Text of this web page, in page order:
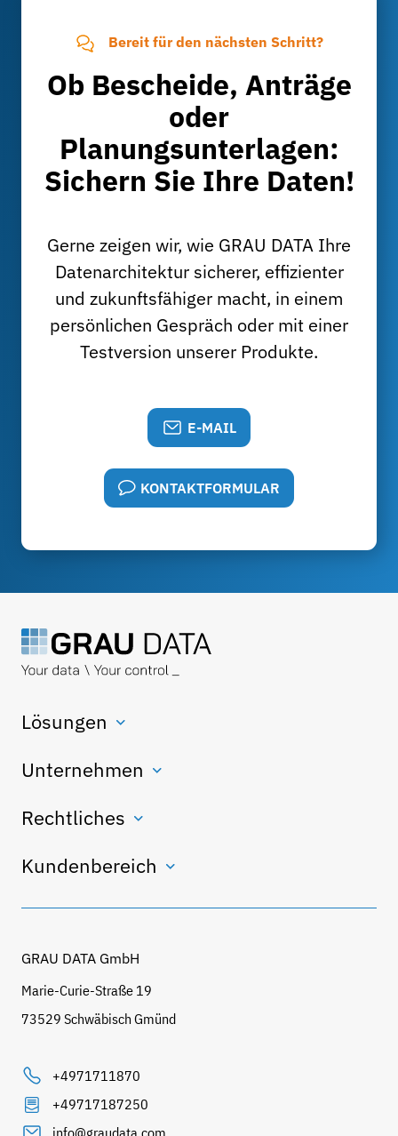
Bereit für den nächsten Schritt?
Ob Bescheide, Anträge
oder
Planungsunterlagen:
Sichern Sie Ihre Daten!
Gerne zeigen wir, wie GRAU DATA Ihre
Datenarchitektur sicherer, effizienter
und zukunftsfähiger macht, in einem
persönlichen Gespräch oder mit einer
Testversion unserer Produkte.
E-MAIL
KONTAKTFORMULAR
Lösungen
Unternehmen
Rechtliches
Kundenbereich
GRAU DATA GmbH
Marie-Curie-Straße 19
73529 Schwäbisch Gmünd
+4971711870
+49717187250
info@graudata.com